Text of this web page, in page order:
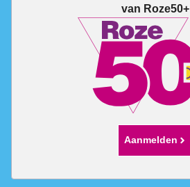
van Roze50+
Aanmelden